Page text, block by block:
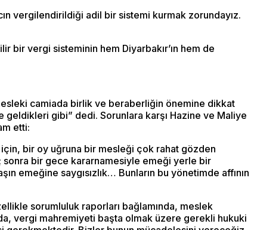
vergilendirildiği adil bir sistemi kurmak zorundayız.
bir vergi sisteminin hem Diyarbakır’ın hem de
camiada birlik ve beraberliğin önemine dikkat
gibi” dedi. Sorunlara karşı Hazine ve Maliye
etti:
için, bir oy uğruna bir mesleği çok rahat gözden
sonra bir gece kararnamesiyle emeği yerle bir
emeğine saygısızlık… Bunların bu yönetimde affının
sorumluluk raporları bağlamında, meslek
vergi mahremiyeti başta olmak üzere gerekli hukuki